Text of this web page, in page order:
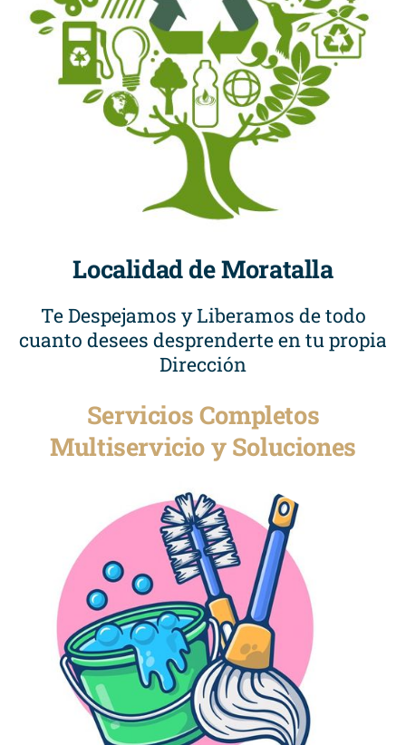
Localidad de Moratalla
Te Despejamos y Liberamos de todo
cuanto desees desprenderte en tu propia
Dirección
Servicios Completos
Multiservicio y Soluciones